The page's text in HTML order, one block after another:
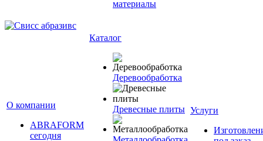
материалы
О компании
ABRAFORM
сегодня
Каталог
Деревообработка
Древесные плиты Услуги